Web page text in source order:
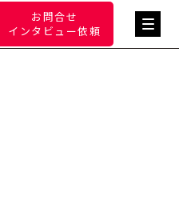
お問合せ
インタビュー依頼